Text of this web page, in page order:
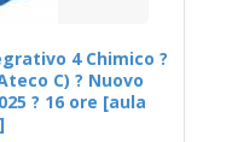
4 Chimico ?
C) ? Nuovo
? 16 ore [aula